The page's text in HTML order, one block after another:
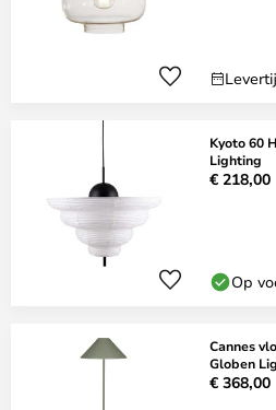
Kyoto 60
Lighting
€ 218,00
Op
Cannes
Globen
€ 368,00